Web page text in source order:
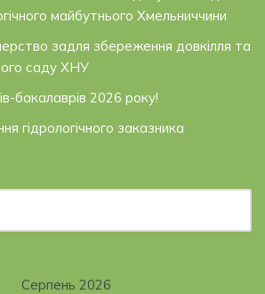
майбутнього Хмельниччини
задля збереження довкілля та
саду ХНУ
бакалаврів 2026 року!
гідрологічного заказника
Серпень 2026